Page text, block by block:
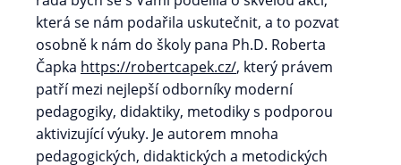
která se nám podařila uskutečnit, a to pozvat
osobně k nám do školy pana Ph.D. Roberta
Čapka https://robertcapek.cz/, který právem
patří mezi nejlepší odborníky moderní
pedagogiky, didaktiky, metodiky s podporou
aktivizující výuky. Je autorem mnoha
pedagogických, didaktických a metodických